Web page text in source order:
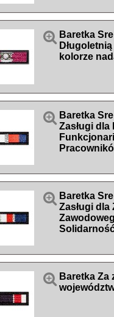
 Baretka
kolorze
 Baretka
Zasługi
 Baretka
Zasługi dla
 Baretka Za